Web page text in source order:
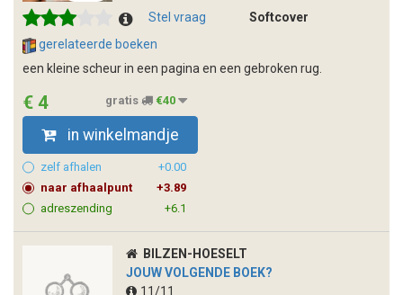
Stel vraag
Softcover
gerelateerde boeken
een kleine scheur in een pagina en een gebroken rug.
€ 4 gratis €40
in winkelmandje
zelf afhalen
+0.00
naar afhaalpunt
+3.89
adreszending
+6.1
BILZEN-HOESELT
JOUW VOLGENDE BOEK?
11/11